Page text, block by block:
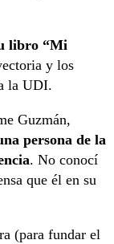
libro “Mi
y los
la UDI.
Guzmán,
persona de la
. No conocí
que él en su
(para fundar el